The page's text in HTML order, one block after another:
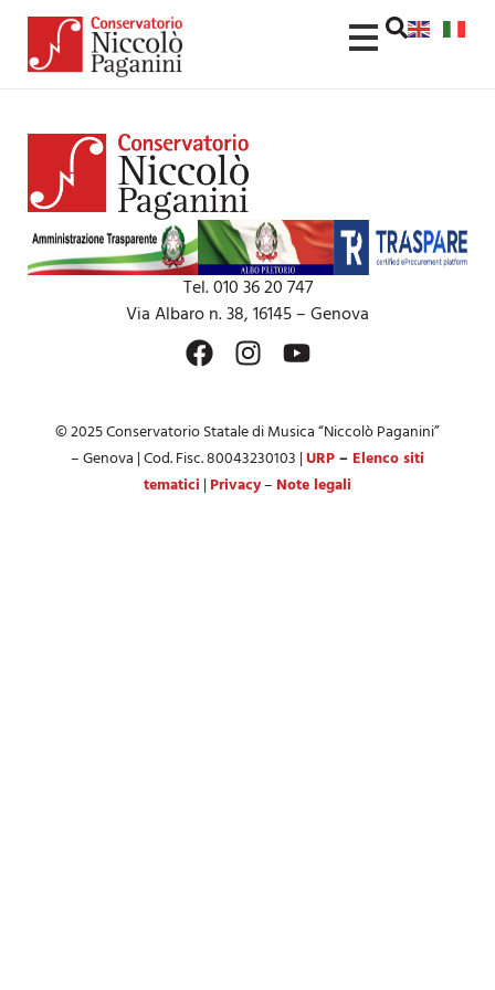
contenuto
Tel. 010 36 20 747
Via Albaro n. 38, 16145 – Genova
© 2025 Conservatorio Statale di Musica “Niccolò Paganini”
– Genova | Cod. Fisc. 80043230103 |URP– Elenco siti
tematici | Privacy– Note legali